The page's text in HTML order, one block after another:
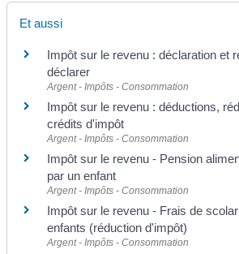
Et aussi
Impôt sur le revenu : déclaration et
déclarer
Argent - Impôts - Consommation
Impôt sur le revenu : déductions,
crédits d'impôt
Argent - Impôts - Consommation
Impôt sur le revenu - Pension
par un enfant
Argent - Impôts - Consommation
Impôt sur le revenu - Frais de
enfants (réduction d'impôt)
Argent - Impôts - Consommation